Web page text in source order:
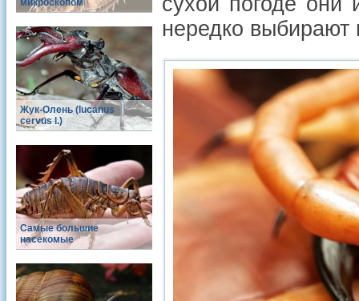
микроскопом
Жук-Олень (lucanus
cervus l.)
Самые большие
насекомые
нередко выбирают